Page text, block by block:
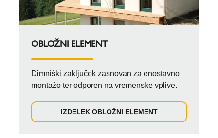
OBLOŽNI ELEMENT
Dimniški zaključek zasnovan za enostavno
montažo ter odporen na vremenske vplive.
IZDELEK OBLOŽNI ELEMENT